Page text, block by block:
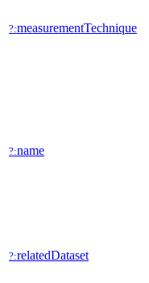
?:measurementTechnique
?:name
?:relatedDataset